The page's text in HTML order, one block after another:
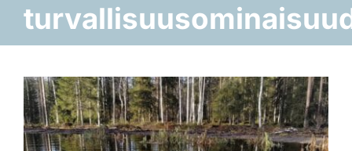
Tarvikkeet
Valmistajat
Katso
kuvaa
isompana